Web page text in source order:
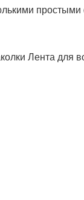
простыми
Лента для